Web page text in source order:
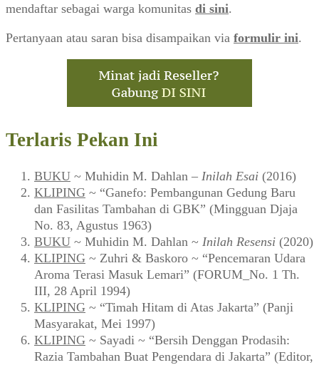
mendaftar sebagai warga komunitas di sini.
Pertanyaan atau saran bisa disampaikan via formulir ini.
Terlaris Pekan Ini
BUKU ~ Muhidin M. Dahlan – Inilah Esai (2016)
KLIPING ~ “Ganefo: Pembangunan Gedung Baru
dan Fasilitas Tambahan di GBK” (Mingguan Djaja
No. 83, Agustus 1963)
BUKU ~ Muhidin M. Dahlan ~ Inilah Resensi (2020)
KLIPING ~ Zuhri & Baskoro ~ “Pencemaran Udara
Aroma Terasi Masuk Lemari” (FORUM_No. 1 Th.
III, 28 April 1994)
KLIPING ~ “Timah Hitam di Atas Jakarta” (Panji
Masyarakat, Mei 1997)
KLIPING ~ Sayadi ~ “Bersih Denggan Prodasih:
Razia Tambahan Buat Pengendara di Jakarta” (Editor,